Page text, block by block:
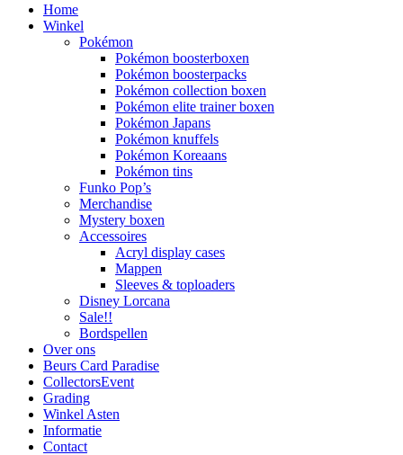
Home
Winkel
Pokémon
Pokémon boosterboxen
Pokémon boosterpacks
Pokémon collection boxen
Pokémon elite trainer boxen
Pokémon Japans
Pokémon knuffels
Pokémon Koreaans
Pokémon tins
Funko Pop’s
Merchandise
Mystery boxen
Accessoires
Acryl display cases
Mappen
Sleeves & toploaders
Disney Lorcana
Sale!!
Bordspellen
Over ons
Beurs Card Paradise
CollectorsEvent
Grading
Winkel Asten
Informatie
Contact